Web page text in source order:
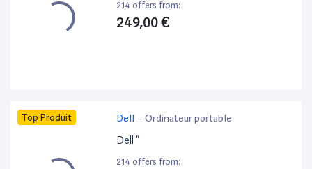
214 offers from:
249,00 €
Top Produit Dell - Ordinateur portable
Dell ”
214 offers from: